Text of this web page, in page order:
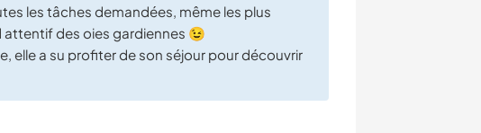
les tâches demandées, même les plus
des oies gardiennes 😉
elle a su profiter de son séjour pour découvrir